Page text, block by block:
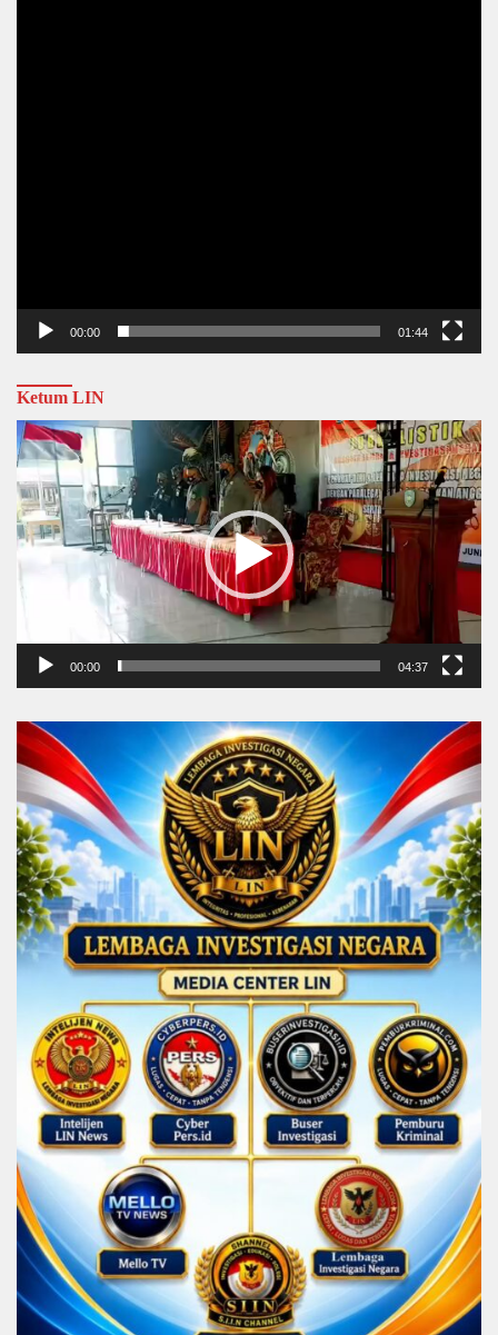
00:00 01:44
Ketum LIN
Video
Player
00:00 04:37